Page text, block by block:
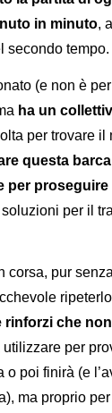
in minuto,
secondo tempo.
(e non è
ha un
per trovare il
questa
per
per il
corsa, pur
rinforzi che
utilizzare per
poi finirà (e
ma proprio